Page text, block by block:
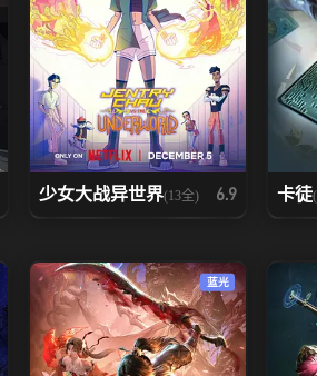
少女大战异世界(13全) 6.9 卡徒
蓝光